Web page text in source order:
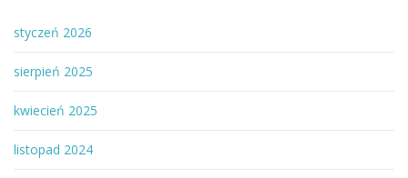
styczeń 2026
sierpień 2025
kwiecień 2025
listopad 2024